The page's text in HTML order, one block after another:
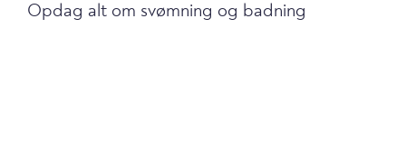
Opdag alt om svømning og badning